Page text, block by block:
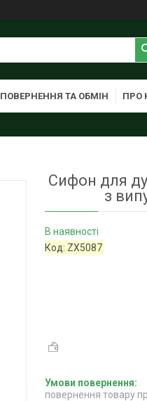
ПОВЕРНЕННЯ ТА ОБМІН ПРО
Сифон для
з
В наявності
Код: ZX5087
повернення товару